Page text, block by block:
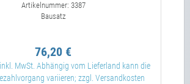
Artikelnummer: 3387
Bausatz
76,20 €
MwSt. Abhängig vom Lieferland kann die
variieren; zzgl. Versandkosten